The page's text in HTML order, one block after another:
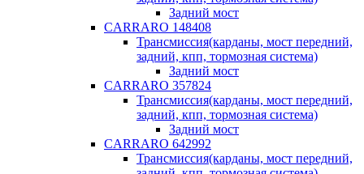
Задний мост
CARRARO 148408
Трансмиссия(карданы, мост передний,
задний, кпп, тормозная система)
Задний мост
CARRARO 357824
Трансмиссия(карданы, мост передний,
задний, кпп, тормозная система)
Задний мост
CARRARO 642992
Трансмиссия(карданы, мост передний,